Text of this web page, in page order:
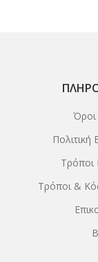
Όροι
Τρόποι
Τρόποι &